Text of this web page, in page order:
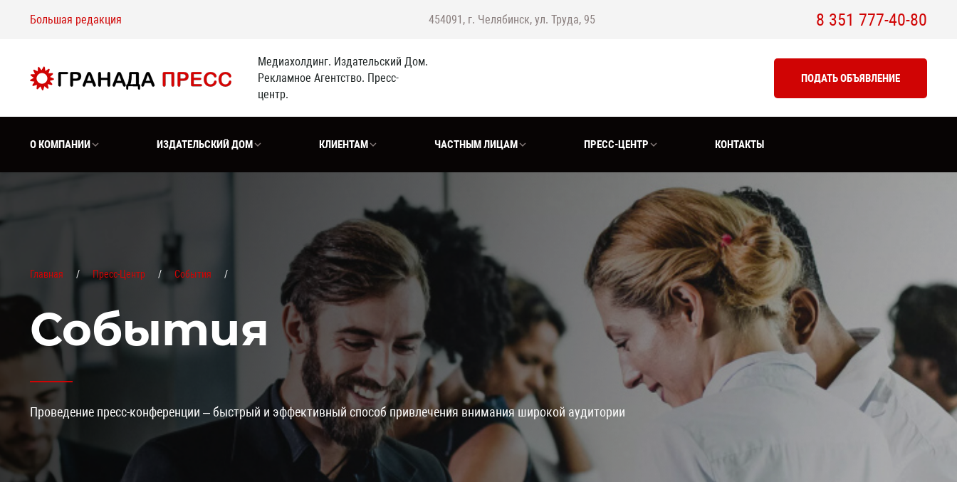
Большая редакция 454091, г. Челябинск, ул. Труда, 95 8 351 777-40-80
Медиахолдинг. Издательский Дом.
Рекламное Агентство. Пресс-
центр.
ПОДАТЬ ОБЪЯВЛЕНИЕ
О КОМПАНИИ ИЗДАТЕЛЬСКИЙ ДОМ КЛИЕНТАМ ЧАСТНЫМ ЛИЦАМ ПРЕСС-ЦЕНТР КОНТАКТЫ
Главная Пресс-Центр События
События
Проведение пресс-конференции – быстрый и эффективный способ привлечения внимания широкой аудитории